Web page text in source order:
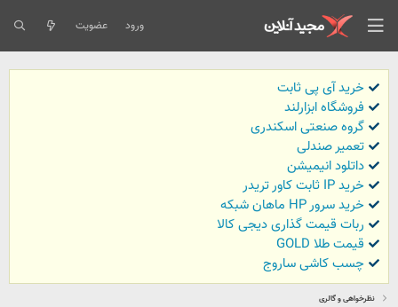
ورود عضویت
خرید آی پی ثابت
فروشگاه ابزارلند
گروه صنعتی اسکندری
تعمیر صندلی
داتلود انیمیشن
خرید IP ثابت کاور تریدر
خرید سرور HP ماهان شبکه
ربات قیمت گذاری دیجی کالا
قیمت طلا GOLD
چسب کاشی ساروج
نظرخواهی و گالری